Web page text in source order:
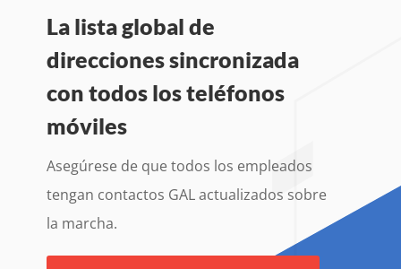
La lista global de
direcciones sincronizada
con todos los teléfonos
móviles
Asegúrese de que todos los empleados
tengan contactos GAL actualizados sobre
la marcha.